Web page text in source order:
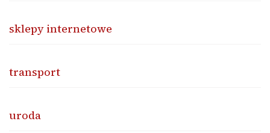
sklepy internetowe
transport
uroda